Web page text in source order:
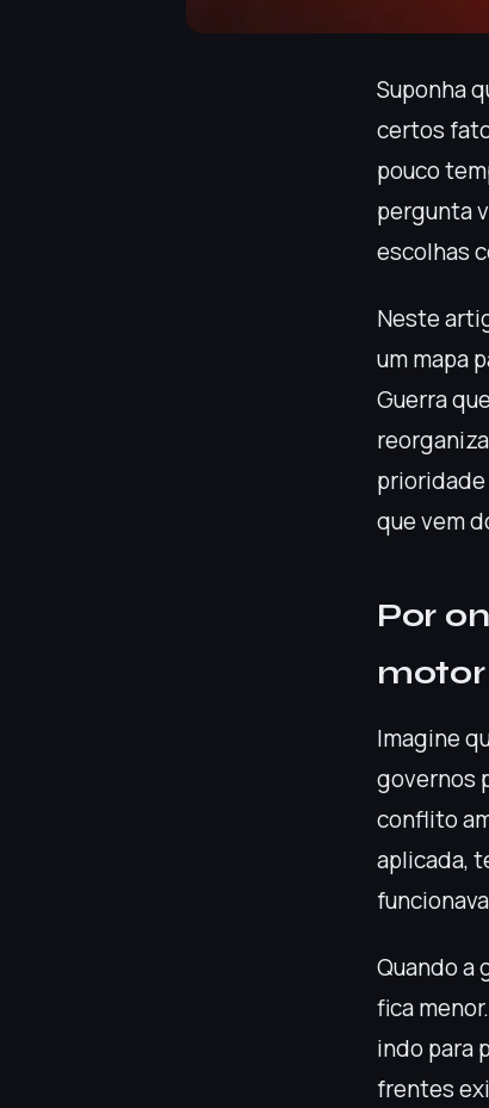
Suponha
certos
pouco
pergunta
escolhas
Neste
um mapa
Guerra
prioridade
que vem
Por
Imagine
governos
conflito
aplicada,
Quando a
fica
indo para
frentes